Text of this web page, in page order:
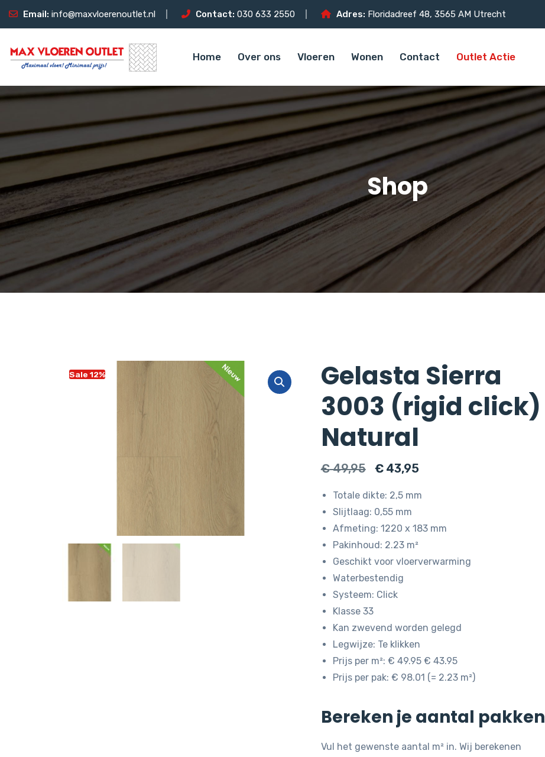
Email: info@maxvloerenoutlet.nl Contact: 030 633 2550 Adres: Floridadreef 48, 3565 AM Utrecht
Home Over ons Vloeren Wonen Contact Outlet Actie
Shop
Sale 12%
Gelasta Sierra
3003 (rigid click)
Natural
€49,95
Oorspronkelijke
was:
€ 49,95.
€43,95Huidige
€ 43,95.
Totale dikte: 2,5 mm
Slijtlaag: 0,55 mm
Afmeting: 1220 x 183 mm
Pakinhoud: 2.23 m²
Geschikt voor vloerverwarming
Waterbestendig
Systeem: Click
Klasse 33
Kan zwevend worden gelegd
Legwijze: Te klikken
Prijs per m²: € 49.95 € 43.95
Prijs per pak: € 98.01 (= 2.23 m²)
Bereken je aantal pakken
Vul het gewenste aantal m² in. Wij berekenen